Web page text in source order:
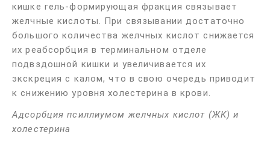
кишке гель-формирующая фракция связывает
желчные кислоты. При связывании достаточно
большого количества желчных кислот снижается
их реабсорбция в терминальном отделе
подвздошной кишки и увеличивается их
экскреция с калом, что в свою очередь приводит
к снижению уровня холестерина в крови.
Адсорбция псиллиумом желчных кислот (ЖК) и
холестерина